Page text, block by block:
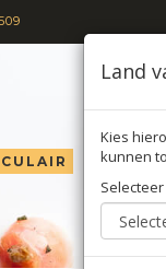
Land
Kies
kunnen